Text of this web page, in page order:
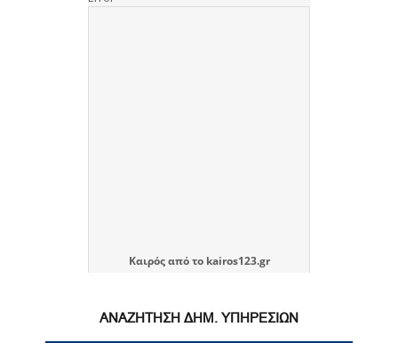
Καιρόςαπό το kairos123.gr
ΑΝΑΖΗΤΗΣΗ ΔΗΜ. ΥΠΗΡΕΣΙΩΝ